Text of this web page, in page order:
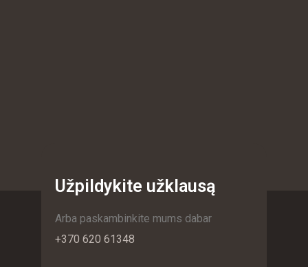
Užpildykite užklausą
Arba paskambinkite mums dabar
+370 620 61348